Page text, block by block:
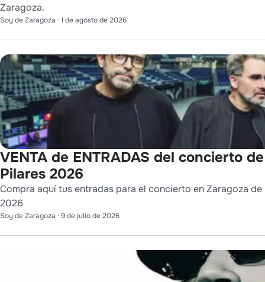
Zaragoza.
Soy de Zaragoza · 1 de agosto de 2026
VENTA de ENTRADAS del concierto
Pilares 2026
Compra aquí tus entradas para el concierto en Zaragoza
2026
Soy de Zaragoza · 9 de julio de 2026